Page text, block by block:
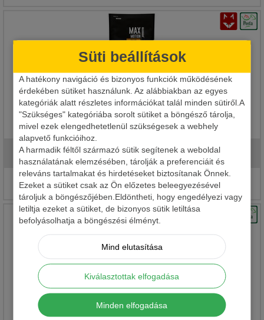
Süti beállítások
A hatékony navigáció és bizonyos funkciók működésének
érdekében sütiket használunk. Az alábbiakban az egyes
kategóriák alatt részletes információkat talál minden sütiről.A
"Szükséges" kategóriába sorolt sütiket a böngésző tárolja,
mivel ezek elengedhetetlenül szükségesek a webhely
alapvető funkcióihoz.
A harmadik féltől származó sütik segítenek a weboldal
használatának elemzésében, tárolják a preferenciáit és
releváns tartalmakat és hirdetéseket biztosítanak Önnek.
Ezeket a sütiket csak az Ön előzetes beleegyezésével
tároljuk a böngészőjében.Eldöntheti, hogy engedélyezi vagy
letiltja ezeket a sütiket, de bizonyos sütik letiltása
befolyásolhatja a böngészési élményt.
Mind elutasítása
Kiválasztottak elfogadása
Minden elfogadása
HALDORADO MAX MOTION CARP PASTE
1 990 Ft
Részletek
DOVIT BOJLI PASZTA POR